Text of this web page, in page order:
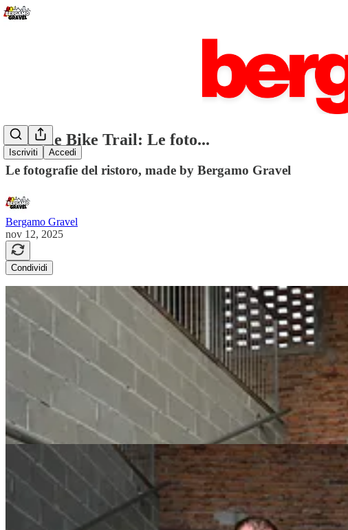
Iscriviti Accedi
Upcycle Bike Trail: Le foto...
Le fotografie del ristoro, made by Bergamo Gravel
Bergamo Gravel
nov 12, 2025
Condividi